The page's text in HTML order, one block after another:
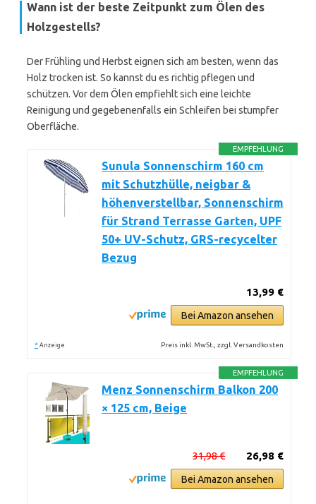
Wann ist der beste Zeitpunkt zum Ölen des
Holzgestells?
Der Frühling und Herbst eignen sich am besten, wenn das
Holz trocken ist. So kannst du es richtig pflegen und
schützen. Vor dem Ölen empfiehlt sich eine leichte
Reinigung und gegebenenfalls ein Schleifen bei stumpfer
Oberfläche.
EMPFEHLUNG
Sunula Sonnenschirm 160 cm
mit Schutzhülle, neigbar &
höhenverstellbar, Sonnenschirm
für Strand Terrasse Garten, UPF
50+ UV-Schutz, GRS-recycelter
Bezug
13,99 €
Bei Amazon ansehen
* Anzeige Preis inkl. MwSt., zzgl. Versandkosten
EMPFEHLUNG
Menz Sonnenschirm Balkon 200
× 125 cm, Beige
26,98 €
31,98 €
Bei Amazon ansehen